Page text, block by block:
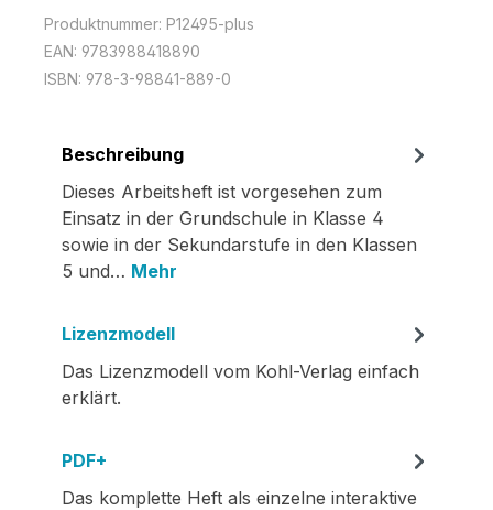
Produktnummer: P12495-plus
EAN: 9783988418890
ISBN: 978-3-98841-889-0
Beschreibung
Dieses Arbeitsheft ist vorgesehen zum
Einsatz in der Grundschule in Klasse 4
sowie in der Sekundarstufe in den Klassen
5 und… Mehr
Lizenzmodell
Das Lizenzmodell vom Kohl-Verlag einfach
erklärt.
PDF+
Das komplette Heft als einzelne interaktive